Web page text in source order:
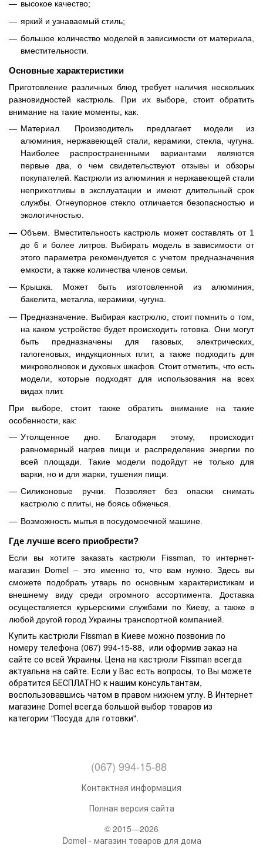
высокое качество;
яркий и узнаваемый стиль;
большое количество моделей в зависимости от материала,
вместительности.
Основные характеристики
Приготовление различных блюд требует наличия нескольких
разновидностей кастрюль. При их выборе, стоит обратить
внимание на такие моменты, как:
Материал. Производитель предлагает модели из
алюминия, нержавеющей стали, керамики, стекла, чугуна.
Наиболее распространенными вариантами являются
первые два, о чем свидетельствуют отзывы и обзоры
покупателей. Кастрюли из алюминия и нержавеющей стали
неприхотливы в эксплуатации и имеют длительный срок
службы. Огнеупорное стекло отличается безопасностью и
экологичностью.
Объем. Вместительность кастрюль может составлять от 1
до 6 и более литров. Выбирать модель в зависимости от
этого параметра рекомендуется с учетом предназначения
емкости, а также количества членов семьи.
Крышка. Может быть изготовленной из алюминия,
бакелита, металла, керамики, чугуна.
Предназначение. Выбирая кастрюлю, стоит помнить о том,
на каком устройстве будет происходить готовка. Они могут
быть предназначены для газовых, электрических,
галогеновых, индукционных плит, а также подходить для
микроволновок и духовых шкафов. Стоит отметить, что есть
модели, которые подходят для использования на всех
видах плит.
При выборе, стоит также обратить внимание на такие
особенности, как:
Утолщенное дно. Благодаря этому, происходит
равномерный нагрев пищи и распределение энергии по
всей площади. Такие модели подойдут не только для
варки, но и для жарки, тушения пищи.
Силиконовые ручки. Позволяет без опаски снимать
кастрюлю с плиты, не боясь обжечься.
Возможность мытья в посудомоечной машине.
Где лучше всего приобрести?
Если вы хотите заказать кастрюли Fissman, то интернет-
магазин Domel – это именно то, что вам нужно. Здесь вы
сможете подобрать утварь по основным характеристикам и
внешнему виду среди огромного ассортимента. Доставка
осуществляется курьерскими службами по Киеву, а также в
любой другой город Украины транспортной компанией.
Купить кастрюли Fissman в Киеве можно позвонив по
номеру телефона (067) 994-15-88, или оформив заказ на
сайте со всей Украины. Цена на кастрюли Fissman всегда
актуальна на сайте. Если у Вас есть вопросы, то Вы можете
обратится БЕСПЛАТНО к нашим консультантам,
воспользовавшись чатом в правом нижнем углу. В Интернет
магазине Domel всегда большой выбор товаров из
категории "Посуда для готовки".
(067) 994-15-88
Контактная информация
Полная версия сайта
© 2015—2026
Domel - магазин товаров для дома